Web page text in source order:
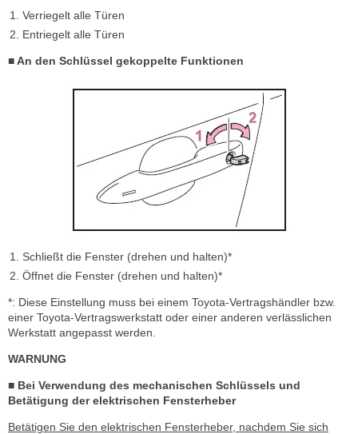
Verriegelt alle Türen
Entriegelt alle Türen
■ An den Schlüssel gekoppelte Funktionen
Schließt die Fenster (drehen und halten)*
Öffnet die Fenster (drehen und halten)*
*: Diese Einstellung muss bei einem Toyota-Vertragshändler bzw.
einer Toyota-Vertragswerkstatt oder einer anderen verlässlichen
Werkstatt angepasst werden.
WARNUNG
■ Bei Verwendung des mechanischen Schlüssels und
Betätigung der elektrischen Fensterheber
Betätigen Sie den elektrischen Fensterheber, nachdem Sie sich